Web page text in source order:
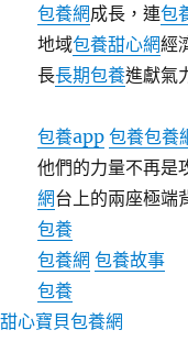
包養網成長，連包
地域包養甜心網經
長長期包養進獻氣
包養app 包養包養
他們的力量不再是
網台上的兩座極端
包養
包養網 包養故事
包養
甜心寶貝包養網